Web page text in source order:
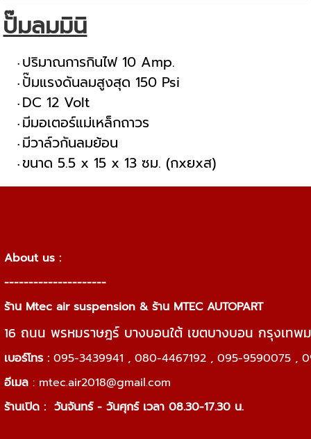
ปั๊มลมมินิ
ปริมาณการกินไฟ 10 Amp.
ปั๊มแรงดันลมสูงสุด 150 Psi
DC 12 Volt
มีมอเตอร์แม่เหล็กถาวร
มีวาล์วกันลมย้อน
ขนาด 5.5 x 15 x 13 ซม. (กxยxส)
About us :
---------------------
ร้าน Mtec air suspension & ร้าน MTEC AUTOPART
16 ถนน พรหมราษฎร์ บางบอนใต้ เขตบางบอน กรุงเทพ
เบอร์โทร : 095-3439941 , 080-4467192 , 095-9590075 ,
อีเมล : mtec.air2018@gmail.com
ร้านเปิด : วันจันทร์ - วันศุกร์ เวลา 08.30-17.30 น.